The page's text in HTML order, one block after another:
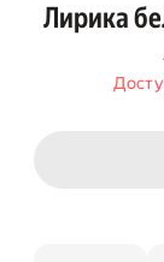
Лирика